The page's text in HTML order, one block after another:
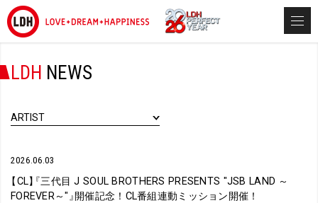
LDH NEWS
ARTIST
2026.06.03
【CL】
『三代目 J SOUL BROTHERS PRESENTS "JSB LAND ～
FOREVER～"』開催記念！CL番組連動ミッション開催！